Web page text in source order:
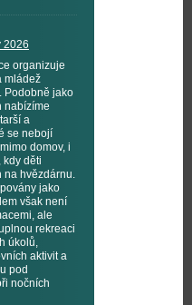
2026
organizuje
mládež
Podobně jako
nabízíme
a
se nebojí
domov, i
kdy děti
na hvězdárnu.
jako
však není
ale
rekreaci
úkolů,
aktivit a
pod
nočních